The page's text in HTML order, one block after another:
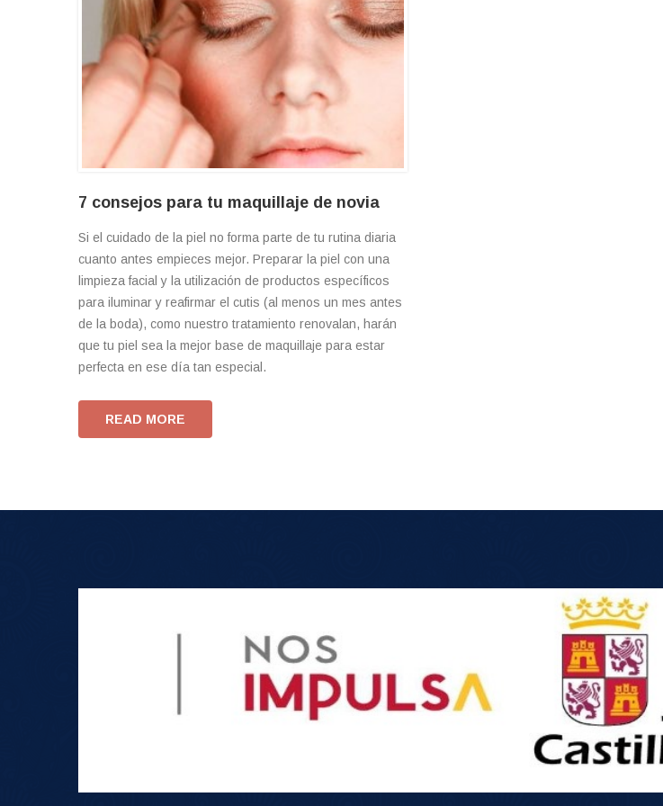
7 consejos para tu maquillaje de novia
Si el cuidado de la piel no forma parte de tu rutina diaria
cuanto antes empieces mejor. Preparar la piel con una
limpieza facial y la utilización de productos específicos
para iluminar y reafirmar el cutis (al menos un mes antes
de la boda), como nuestro tratamiento renovalan, harán
que tu piel sea la mejor base de maquillaje para estar
perfecta en ese día tan especial.
READ MORE